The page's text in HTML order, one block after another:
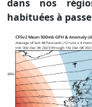
dans nos
habituées à